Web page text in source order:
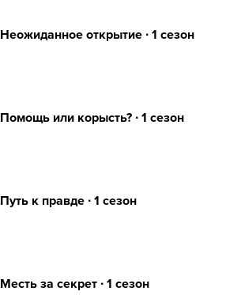
Неожиданное открытие ∙ 1 сезон
Помощь или корысть? ∙ 1 сезон
Путь к правде ∙ 1 сезон
Месть за секрет ∙ 1 сезон